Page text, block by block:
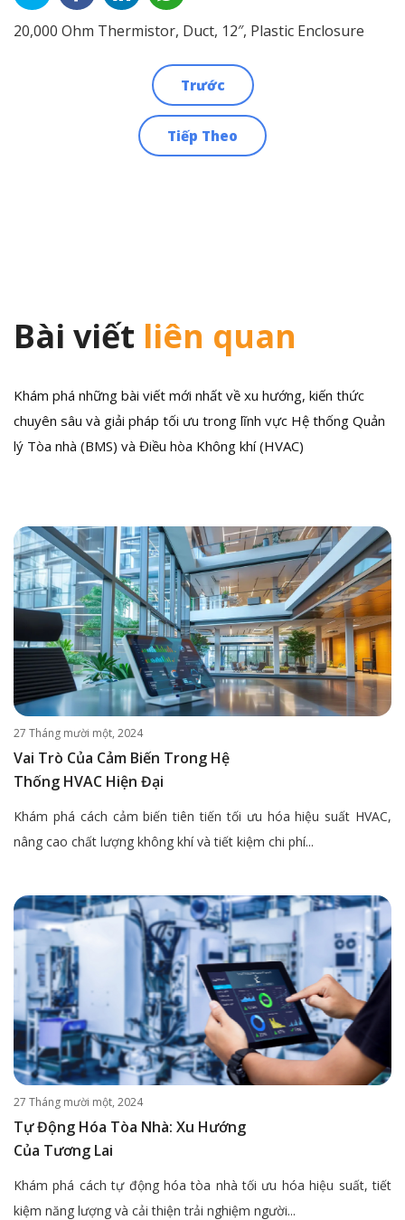
20,000 Ohm Thermistor, Duct, 12″, Plastic Enclosure
Trước
Tiếp Theo
Bài viết liên quan
Khám phá những bài viết mới nhất về xu hướng, kiến thức
chuyên sâu và giải pháp tối ưu trong lĩnh vực Hệ thống Quản
lý Tòa nhà (BMS) và Điều hòa Không khí (HVAC)
27 Tháng mười một, 2024
Vai Trò Của Cảm Biến Trong Hệ
Thống HVAC Hiện Đại
Khám phá cách cảm biến tiên tiến tối ưu hóa hiệu suất HVAC,
nâng cao chất lượng không khí và tiết kiệm chi phí...
27 Tháng mười một, 2024
Tự Động Hóa Tòa Nhà: Xu Hướng
Của Tương Lai
Khám phá cách tự động hóa tòa nhà tối ưu hóa hiệu suất, tiết
kiệm năng lượng và cải thiện trải nghiệm người...